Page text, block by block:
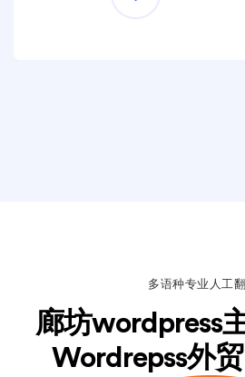
多语种专业人工
廊坊wordpress
Wordrepss外